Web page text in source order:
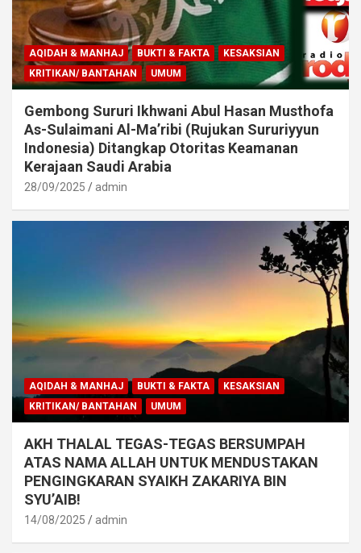
AQIDAH & MANHAJ BUKTI & FAKTA
KESAKSIAN
KRITIKAN/ BANTAHAN
UMUM
Gembong Sururi Ikhwani Abul Hasan Musthofa
As-Sulaimani Al-Ma’ribi (Rujukan Sururiyyun
Indonesia) Ditangkap Otoritas Keamanan
Kerajaan Saudi Arabia
28/09/2025 admin
AQIDAH & MANHAJ BUKTI & FAKTA
KESAKSIAN
KRITIKAN/ BANTAHAN
UMUM
AKH THALAL TEGAS-TEGAS BERSUMPAH
ATAS NAMA ALLAH UNTUK MENDUSTAKAN
PENGINGKARAN SYAIKH ZAKARIYA BIN
SYU’AIB!
14/08/2025 admin